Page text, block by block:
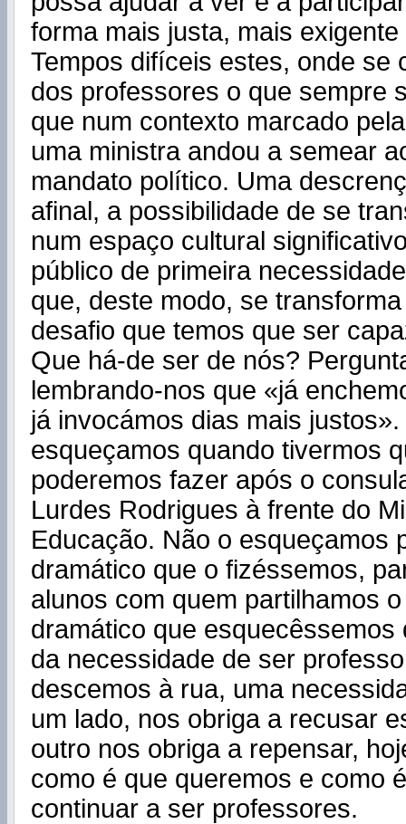
forma mais justa, mais
Tempos difíceis estes, onde se
dos professores o que sempre
que num contexto marcado
uma ministra andou a semear
mandato político. Uma
afinal, a possibilidade de se
num espaço cultural
público de primeira
que, deste modo, se
desafio que temos que ser
Que há-de ser de nós?
lembrando-nos que «já
já invocámos dias mais
esqueçamos quando tivermos
poderemos fazer após o
Lurdes Rodrigues à frente do
Educação. Não o esqueçamos
dramático que o fizéssemos,
alunos com quem partilhamos
dramático que esquecêssemos
da necessidade de ser
descemos à rua, uma
um lado, nos obriga a recusar
outro nos obriga a repensar,
como é que queremos e como
continuar a ser professores.